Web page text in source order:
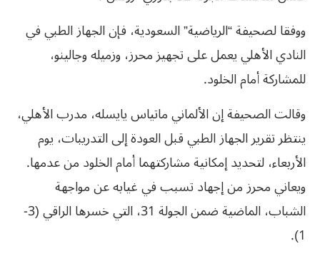
ووفقا لصحيفة “الرياضية” السعودية، فإن الجهاز الطبي في
النادي الأهلي يعمل على تجهيز محرز، وزميله وجالينو،
للمشاركة أمام الخلود.
وقالت الصحيفة إن الألماني ماتياس يايسله، مدرب الأهلي،
ينتظر تقرير الجهاز الطبي قبل العودة إلى التدريبات، يوم
الأربعاء، لتحديد إمكانية مشاركتهما أمام الخلود من عدمها.
ويعاني محرز من إجهاد تسبب في غيابه عن مواجهة
الشباب، الماضية ضمن الجولة 31، التي خسرها الراقي (3-
1).